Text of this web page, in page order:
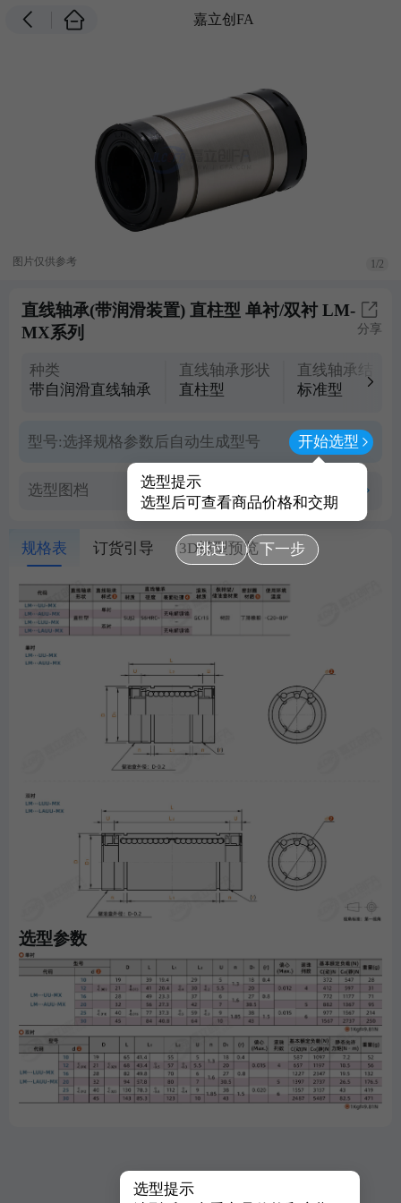
嘉立创FA
图片仅供参考 1/2
直线轴承(带润滑装置) 直柱型 单衬/双衬 LM-
MX系列
分享
种类
带自润滑直线轴承
直线轴承形状
直柱型
直线轴承结构
标准型
型号:选择规格参数后自动生成型号 开始选型
选型提示
选型后可查看商品价格和交期
跳过 下一步
选型图档 查看PDF图档
规格表 订货引导 3D模型预览
选型参数
选型提示